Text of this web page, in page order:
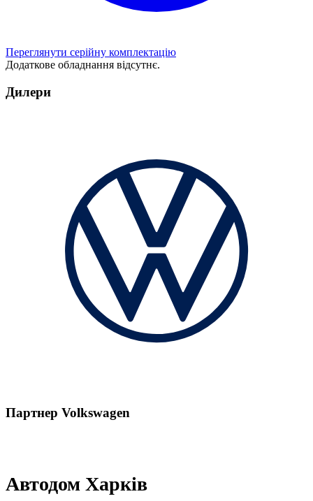
Переглянути серійну комплектацію
Додаткове обладнання відсутнє.
Дилери
Партнер Volkswagen
Автодом Харків